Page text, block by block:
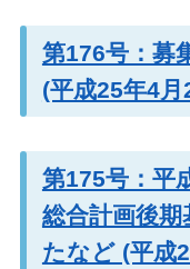
第176号：募
(平成25年4月
第175号：平
総合計画後
たなど (平成